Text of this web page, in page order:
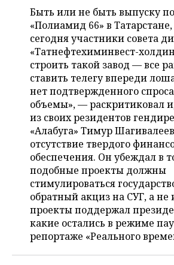
ТАТАРСТАНА
ИНВЕСТИЦИИ
НЕФТЕХИМИЯ
НЕФТЬ
ОПК
ЭНЕРГЕТИКА
НОВОСТИ БИЗНЕСА
РОЗНИЧНАЯ ТОРГОВЛЯ
ТРАНСПОРТ
УСЛУГИ
ТЕХНОЛОГИИ
НОВОСТИ ТЕХНОЛОГИЙ
МЕДИА
ТЕЛЕКОММУНИКАЦИИ
МЕРОПРИЯТИЯ
НОВОСТИ МЕРОПРИЯТИЙ
ВЫЕЗДНАЯ РЕДАКЦИЯ
БИЗНЕС-БРАНЧИ
ONLINE-КОНФЕРЕНЦИИ
ОТКРЫТАЯ ЛЕКЦИЯ
СПОРТ
НОВОСТИ СПОРТА
ФУТБОЛ
ХОККЕЙ
БАСКЕТБОЛ
ВОЛЕЙБОЛ
КИБЕРСПОРТ
ОБЩЕСТВО
НОВОСТИ ОБЩЕСТВА
ВЛАСТЬ
ИНФРАСТРУКТУРА
ИСТОРИЯ
КУЛЬТУРА
ФОТОГАЛЕРЕЯ
СЮЖЕТЫ
СПРАВОЧНИК
СПИСОК ПЕРСОН
СПИСОК КОМПАНИЙ
ПОЛНАЯ ВЕРСИЯ
Быть или не быть выпуску
«Полиамид 66» в
сегодня участники совета
«Татнефтехиминвест-
строить такой завод — все
ставить телегу впереди
нет подтвержденного
объемы», — раскритиковал
из своих резидентов
«Алабуга» Тимур
отсутствие твердого
обеспечения. Он убеждал в
подобные проекты должны
стимулироваться
обратный акциз на СУГ, а не
проекты поддержал
какие остались в режиме
репортаже «Реального